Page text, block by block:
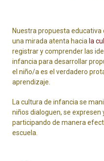
Nuestra propuesta
una mirada atenta hacia la
registrar y comprender las
infancia para desarrollar
el niño/a es el verdadero
aprendizaje.
La cultura de infancia se
niños dialoguen, se expresen
participando de manera
escuela.